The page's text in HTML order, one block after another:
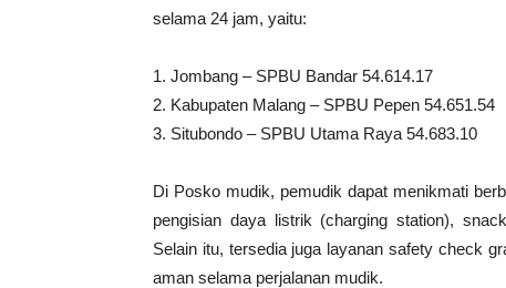
selama 24 jam, yaitu:
1. Jombang – SPBU Bandar 54.614.17
2. Kabupaten Malang – SPBU Pepen 54.651.54
3. Situbondo – SPBU Utama Raya 54.683.10
Di Posko mudik, pemudik dapat menikmati
pengisian daya listrik (charging station),
Selain itu, tersedia juga layanan safety check
aman selama perjalanan mudik.